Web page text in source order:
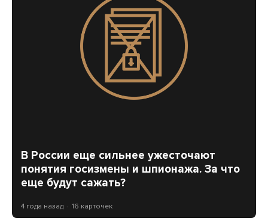
В России еще сильнее ужесточают
понятия госизмены и шпионажа. За что
еще будут сажать?
4 года назад 16 карточек